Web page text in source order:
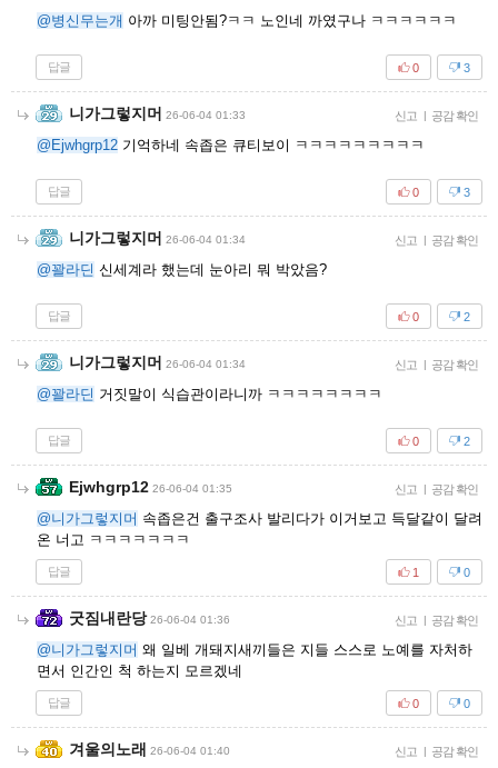
@병신무는개 아까 미팅안됨?ㅋㅋ 노인네 까였구나 ㅋㅋㅋㅋㅋㅋ
답글 3
0
니가그렇지머 26-06-04 01:33 신고 | 공감 확인
@Ejwhgrp12 기억하네 속좁은 큐티보이 ㅋㅋㅋㅋㅋㅋㅋㅋㅋ
답글 3
0
니가그렇지머 26-06-04 01:34 신고 | 공감 확인
@꽐라딘 신세계라 했는데 눈아리 뭐 박았음?
답글 2
0
니가그렇지머 26-06-04 01:34 신고 | 공감 확인
@꽐라딘 거짓말이 식습관이라니까 ㅋㅋㅋㅋㅋㅋㅋㅋ
답글 2
0
Ejwhgrp12 26-06-04 01:35 신고 | 공감 확인
@니가그렇지머 속좁은건 출구조사 발리다가 이거보고 득달같이 달려
온 너고 ㅋㅋㅋㅋㅋㅋㅋ
답글 0
1
굿짐내란당 26-06-04 01:36 신고 | 공감 확인
@니가그렇지머 왜 일베 개돼지새끼들은 지들 스스로 노예를 자처하
면서 인간인 척 하는지 모르겠네
답글 0
0
겨울의노래 26-06-04 01:40 신고 | 공감 확인